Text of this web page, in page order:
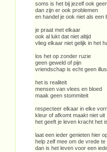
soms is het bij jezelf ook
dan zijn er ook problemen
en handel je ook niet als een
je praat met elkaar
ook al lukt dat niet altijd
vlieg elkaar niet gelijk in het
los het op zonder ruzie
geen geweld of pijn
vriendschap is echt geen
het is realiteit
mensen van vlees en bloed
maak geen stommiteit
respecteer elkaar in elke
kleur of afkomt maakt niet uit
het geeft je leven kracht het
laat een ieder genieten hier
help zelf mee om de vrede te
dan is het leven voor een